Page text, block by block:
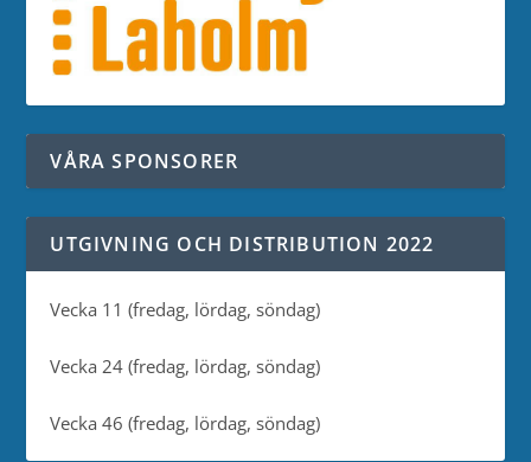
VÅRA SPONSORER
UTGIVNING OCH DISTRIBUTION 2022
Vecka 11 (fredag, lördag, söndag)
Vecka 24 (fredag, lördag, söndag)
Vecka 46 (fredag, lördag, söndag)